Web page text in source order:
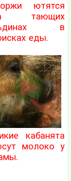
ютятся
тающих
в
еды.
кабанята
молоко у